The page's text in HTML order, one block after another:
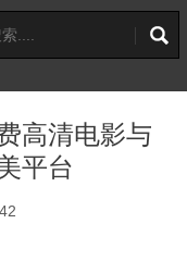
高清电影与
平台